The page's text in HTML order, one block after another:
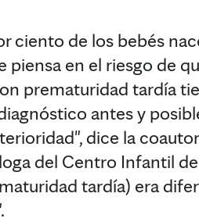
ciento de los bebés
piensa en el riesgo de
prematuridad tardía
antes y
dice la
del Centro Infantil
tardía) era